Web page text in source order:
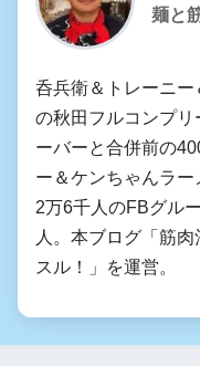
麺と
呑兵衛＆トレーニ
の秋田フルコンプ
ーバーと合併前の
ー＆ケンちゃんラー
2万6千人のFBグル
人。本ブログ「筋
スル！」を運営。